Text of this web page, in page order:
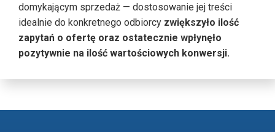
domykającym sprzedaż — dostosowanie jej treści
idealnie do konkretnego odbiorcy zwiększyło ilość
zapytań o ofertę oraz ostatecznie wpłynęło
pozytywnie na ilość wartościowych konwersji.